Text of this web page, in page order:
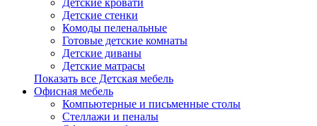
Детские кровати
Детские стенки
Комоды пеленальные
Готовые детские комнаты
Детские диваны
Детские матрасы
Показать все Детская мебель
Офисная мебель
Компьютерные и письменные столы
Стеллажи и пеналы